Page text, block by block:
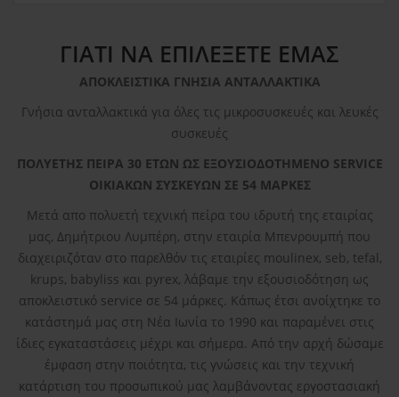
ΓΙΑΤΙ ΝΑ ΕΠΙΛΕΞΕΤΕ ΕΜΑΣ
ΑΠΟΚΛΕΙΣΤΙΚΑ ΓΝΗΣΙΑ ΑΝΤΑΛΛΑΚΤΙΚΑ
Γνήσια ανταλλακτικά για όλες τις μικροσυσκευές και λευκές
συσκευές
ΠΟΛΥΕΤΗΣ ΠΕΙΡΑ 30 ΕΤΩΝ ΩΣ ΕΞΟΥΣΙΟΔΟΤΗΜΕΝΟ SERVICE
ΟΙΚΙΑΚΩΝ ΣΥΣΚΕΥΩΝ ΣΕ 54 ΜΑΡΚΕΣ
Μετά απο πολυετή τεχνική πείρα του ιδρυτή της εταιρίας
μας, Δημήτριου Λυμπέρη, στην εταιρία Μπενρουμπή που
διαχειριζόταν στο παρελθόν τις εταιρίες moulinex, seb, tefal,
krups, babyliss και pyrex, λάβαμε την εξουσιοδότηση ως
αποκλειστικό service σε 54 μάρκες. Κάπως έτσι ανοίχτηκε το
κατάστημά μας στη Νέα Ιωνία το 1990 και παραμένει στις
ίδιες εγκαταστάσεις μέχρι και σήμερα. Από την αρχή δώσαμε
έμφαση στην ποιότητα, τις γνώσεις και την τεχνική
κατάρτιση του προσωπικού μας λαμβάνοντας εργοστασιακή